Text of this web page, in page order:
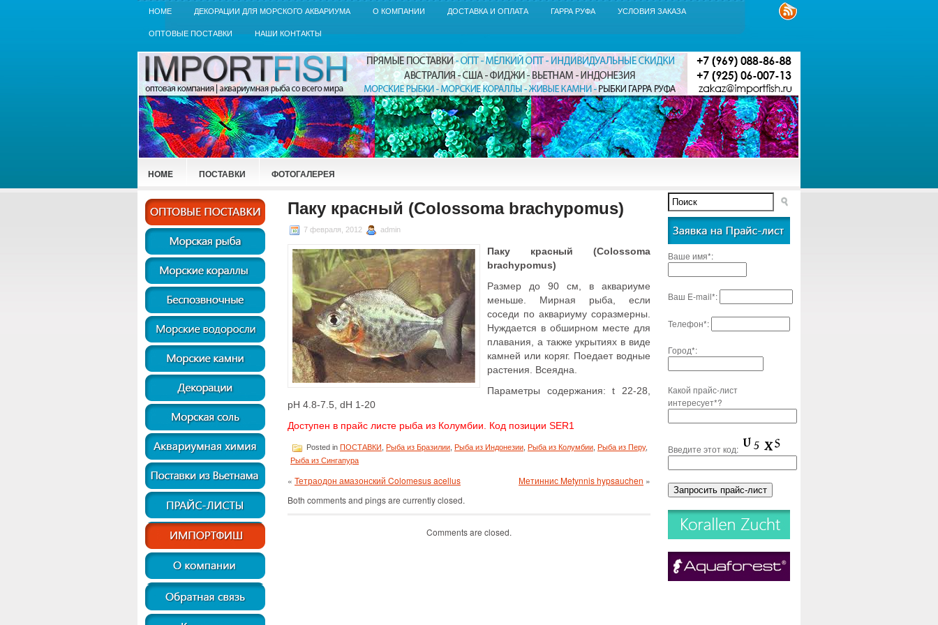
HOME ДЕКОРАЦИИ ДЛЯ МОРСКОГО АКВАРИУМА О КОМПАНИИ ДОСТАВКА И ОПЛАТА ГАРРА РУФА УСЛОВИЯ ЗАКАЗА
ОПТОВЫЕ ПОСТАВКИ НАШИ КОНТАКТЫ
HOME ПОСТАВКИ ФОТОГАЛЕРЕЯ
Паку красный (Colossoma brachypomus)
7 февраля, 2012 admin
Паку красный (Colossoma
brachypomus)
Размер до 90 см, в аквариуме
меньше. Мирная рыба, если
соседи по аквариуму соразмерны.
Нуждается в обширном месте для
плавания, а также укрытиях в виде
камней или коряг. Поедает водные
растения. Всеядна.
Параметры содержания: t 22-28,
pH 4.8-7.5, dH 1-20
Доступен в прайс листе рыба из Колумбии. Код позиции SER1
Posted in ПОСТАВКИ Рыба из Бразилии Рыба из Индонезии Рыба из Колумбии Рыба из Перу,
Рыба из Сингапура
« Тетраодон амазонский Colomesus acellus Метиннис Metynnis hypsauchen »
Both comments and pings are currently closed.
Comments are closed.
Ваше имя*:
Ваш E-mail*:
Телефон*:
Город*:
Какой прайс-лист
интересует*?
Введите этот код: